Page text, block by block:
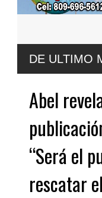
DE ULTIMO
por abuso sexual
Abel
“Será el
rescatar